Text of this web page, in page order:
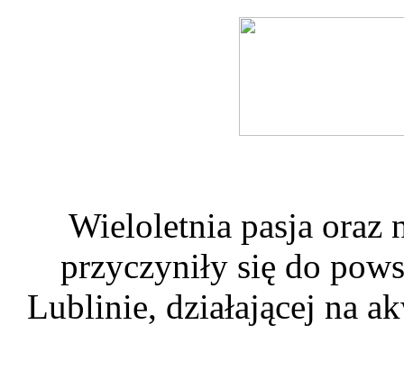
Wieloletnia pasja oraz
przyczyniły się do
Lublinie, działającej na